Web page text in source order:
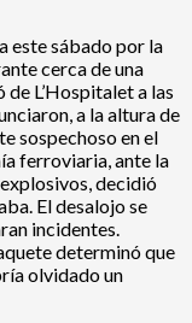
este sábado por la
cerca de una
L’Hospitalet a las
a la altura de
sospechoso en el
ferroviaria, ante la
decidió
El desalojo se
incidentes.
determinó que
olvidado un